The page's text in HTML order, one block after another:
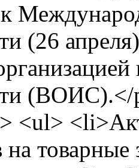
(26
<ul>
товарные